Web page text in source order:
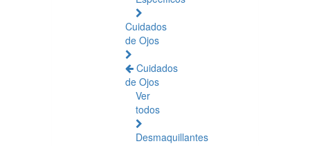
Cuidados
de Ojos
Cuidados
de Ojos
Ver
todos
Desmaquillantes